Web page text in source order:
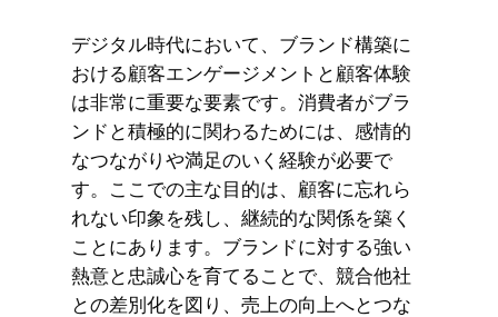
デジタル時代において、ブランド構築に
おける顧客エンゲージメントと顧客体験
は非常に重要な要素です。消費者がブラ
ンドと積極的に関わるためには、感情的
なつながりや満足のいく経験が必要で
す。ここでの主な目的は、顧客に忘れら
れない印象を残し、継続的な関係を築く
ことにあります。ブランドに対する強い
熱意と忠誠心を育てることで、競合他社
との差別化を図り、売上の向上へとつな